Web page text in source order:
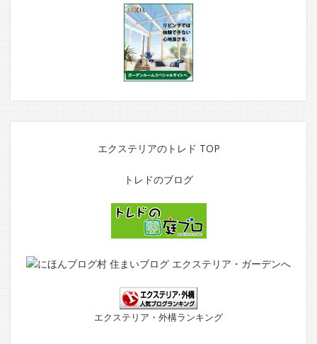
エクステリアのトレド TOP
トレドのブログ
エクステリア・外構ランキング